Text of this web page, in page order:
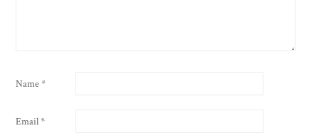
Name*
Email*